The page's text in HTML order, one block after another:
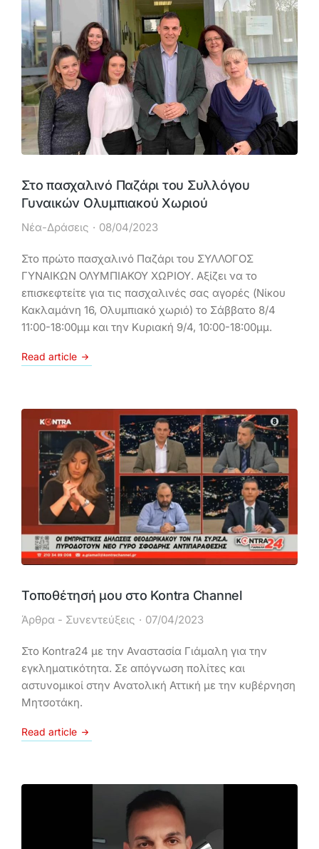
Στο πασχαλινό Παζάρι του Συλλόγου
Γυναικών Ολυμπιακού Χωριού
Νέα-Δράσεις 08/04/2023
Στο πρώτο πασχαλινό Παζάρι του ΣΥΛΛΟΓΟΣ
ΓΥΝΑΙΚΩΝ ΟΛΥΜΠΙΑΚΟΥ ΧΩΡΙΟΥ. Αξίζει να το
επισκεφτείτε για τις πασχαλινές σας αγορές (Νίκου
Κακλαμάνη 16, Ολυμπιακό χωριό) το Σάββατο 8/4
11:00-18:00μμ και την Κυριακή 9/4, 10:00-18:00μμ.
Read article
Τοποθέτησή μου στο Kontra Channel
Άρθρα - Συνεντεύξεις 07/04/2023
Στο Kontra24 με την Αναστασία Γιάμαλη για την
εγκληματικότητα. Σε απόγνωση πολίτες και
αστυνομικοί στην Ανατολική Αττική με την κυβέρνηση
Μητσοτάκη.
Read article